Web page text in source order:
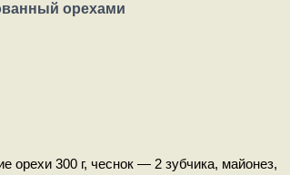
орехами
орехи 300 г, чеснок — 2 зубчика, майонез,